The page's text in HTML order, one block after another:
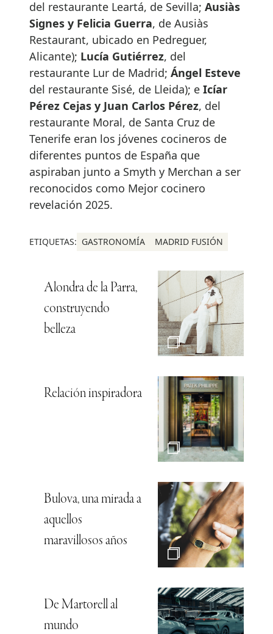
del restaurante Leartá, de Sevilla; Ausiàs
Signes y Felicia Guerra, de Ausiàs
Restaurant, ubicado en Pedreguer,
Alicante); Lucía Gutiérrez, del
restaurante Lur de Madrid; Ángel Esteve
del restaurante Sisé, de Lleida); e Icíar
Pérez Cejas y Juan Carlos Pérez, del
restaurante Moral, de Santa Cruz de
Tenerife eran los jóvenes cocineros de
diferentes puntos de España que
aspiraban junto a Smyth y Merchan a ser
reconocidos como Mejor cocinero
revelación 2025.
ETIQUETAS: GASTRONOMÍA MADRID FUSIÓN
Alondra de la Parra,
construyendo
belleza
Relación inspiradora
Bulova, una mirada a
aquellos
maravillosos años
De Martorell al
mundo